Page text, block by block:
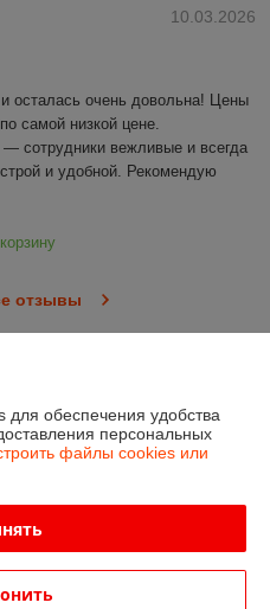
10.03.2026
осталась очень довольна! Цены
самой низкой цене.
сотрудники вежливые и всегда
и удобной. Рекомендую
отзывы
обеспечения удобства
персональных
файлы cookies или